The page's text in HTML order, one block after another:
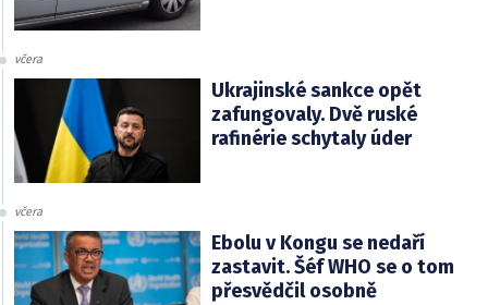
včera
Ukrajinské sankce opět
zafungovaly. Dvě ruské
rafinérie schytaly úder
včera
Ebolu v Kongu se nedaří
zastavit. Šéf WHO se o tom
přesvědčil osobně